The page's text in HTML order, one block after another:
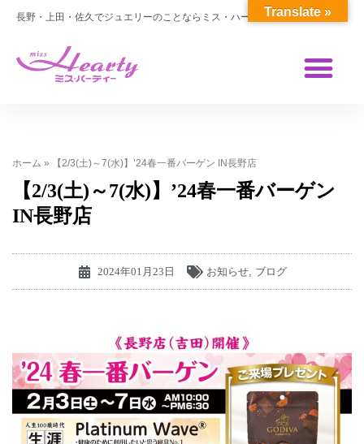
長野・上田・佐久でジュエリーのことならミス・ハーティー
ホーム » 【2/3(土)～7(水)】’24春一番バーゲン IN長野店
【2/3(土)～7(水)】’24春一番バーゲン
IN長野店
2024年01月23日 お知らせ, ブログ
Translate »